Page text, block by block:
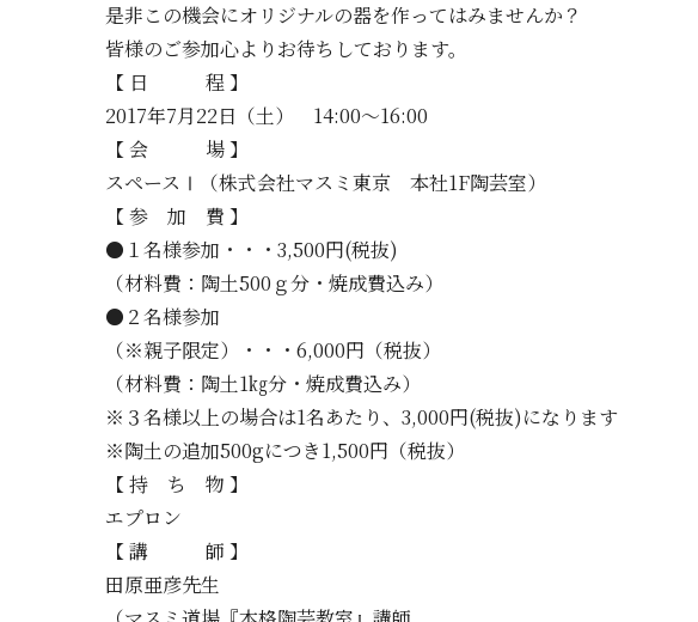
是非この機会にオリジナルの器を作ってはみませんか？
皆様のご参加心よりお待ちしております。
【 日 程 】
2017年7月22日（土） 14:00～16:00
【 会 場 】
スペースⅠ（株式会社マスミ東京 本社1F陶芸室）
【 参 加 費 】
●１名様参加・・・3,500円(税抜)
（材料費：陶土500ｇ分・焼成費込み）
●２名様参加
（※親子限定）・・・6,000円（税抜）
（材料費：陶土1㎏分・焼成費込み）
※３名様以上の場合は1名あたり、3,000円(税抜)になります
※陶土の追加500gにつき1,500円（税抜）
【 持 ち 物 】
エプロン
【 講 師 】
田原亜彦先生